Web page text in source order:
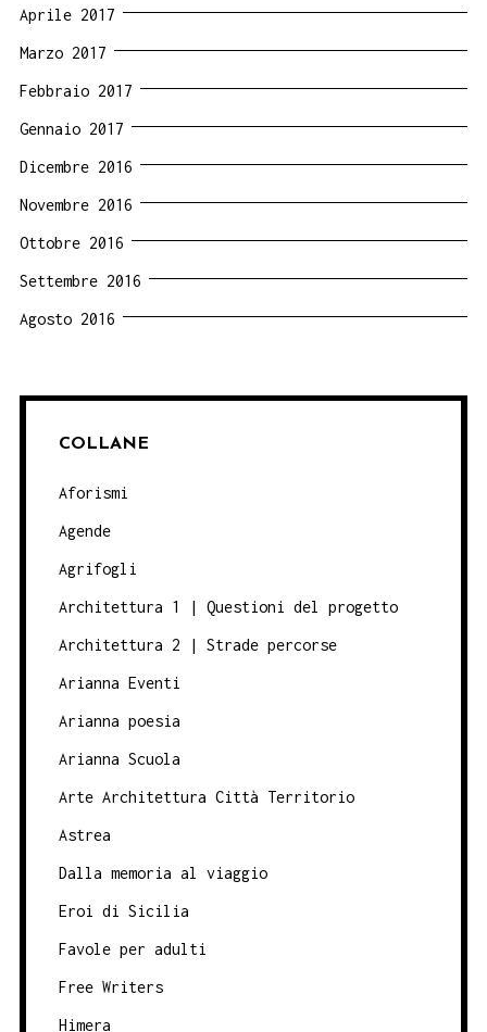
Aprile 2017
Marzo 2017
Febbraio 2017
Gennaio 2017
Dicembre 2016
Novembre 2016
Ottobre 2016
Settembre 2016
Agosto 2016
COLLANE
Aforismi
Agende
Agrifogli
Architettura 1 | Questioni del progetto
Architettura 2 | Strade percorse
Arianna Eventi
Arianna poesia
Arianna Scuola
Arte Architettura Città Territorio
Astrea
Dalla memoria al viaggio
Eroi di Sicilia
Favole per adulti
Free Writers
Himera